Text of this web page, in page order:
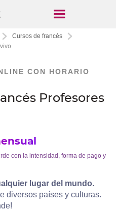
Cursos de francés
CON HORARIO
Profesores
con la intensidad, forma de pago y
lugar del mundo.
diversos países y culturas.